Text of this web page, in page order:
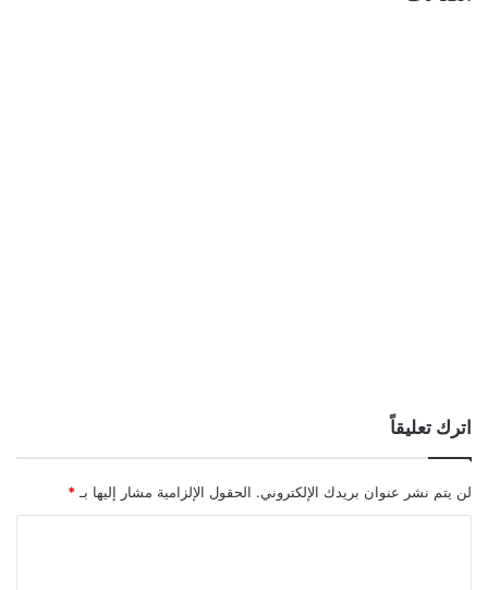
اترك تعليقاً
لن يتم نشر عنوان بريدك الإلكتروني. الحقول الإلزامية مشار إليها بـ *